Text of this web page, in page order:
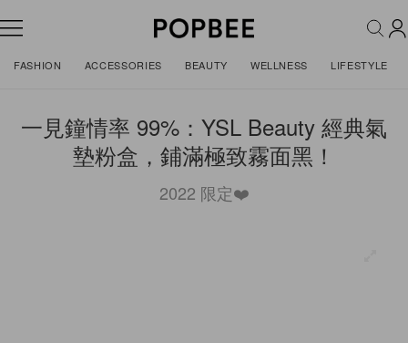
FASHION ACCESSORIES BEAUTY WELLNESS LIFESTYLE
一見鐘情率 99%：YSL Beauty 經典氣
墊粉盒，鋪滿極致霧面黑！
2022 限定❤️